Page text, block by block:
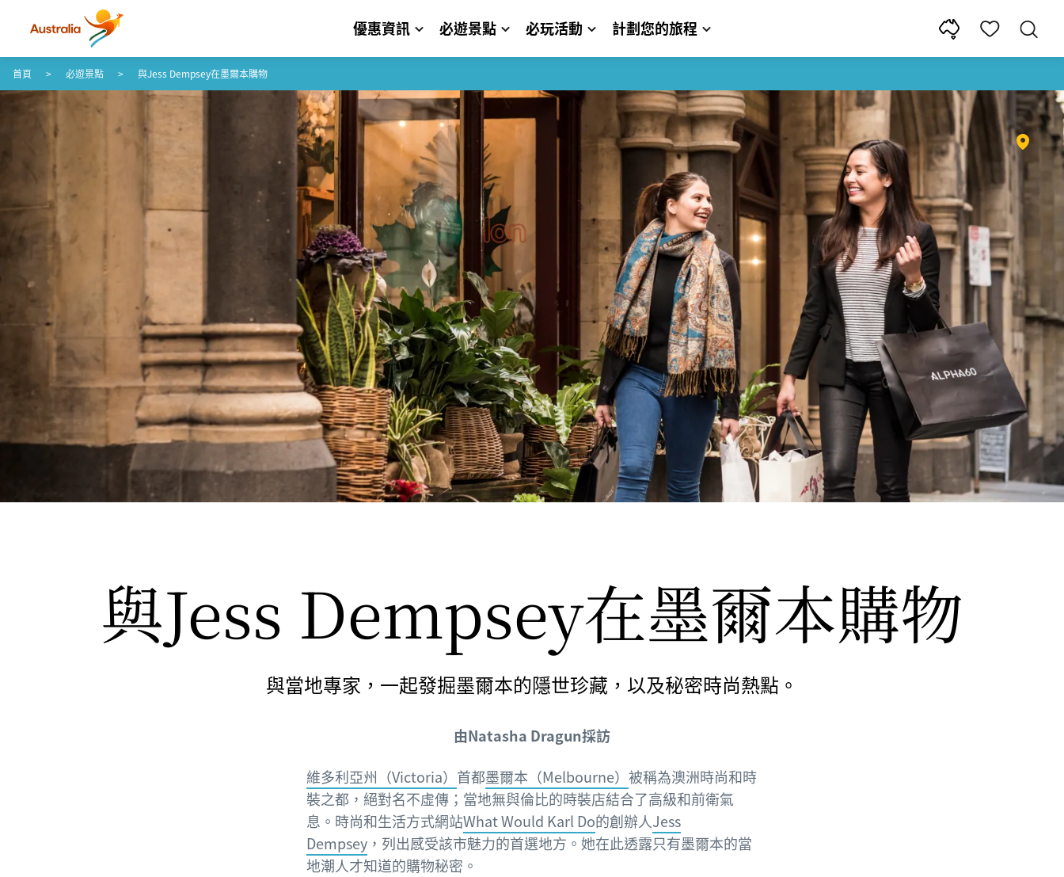
跳至內容
跳至頁尾導覽
優惠資訊 必遊景點 必玩活動 計劃您的旅程
首頁 必遊景點 與Jess Dempsey在墨爾本購物
與Jess Dempsey在墨爾本購物
與當地專家，一起發掘墨爾本的隱世珍藏，以及秘密時尚熱點。
由Natasha Dragun採訪
維多利亞州（Victoria） 首都墨爾本（Melbourne） 被稱為澳洲時尚和時
裝之都，絕對名不虛傳；當地無與倫比的時裝店結合了高級和前衛氣
息。時尚和生活方式網站What Would Karl Do的創辦人Jess
Dempsey ，列出感受該市魅力的首選地方。她在此透露只有墨爾本的當
地潮人才知道的購物秘密。